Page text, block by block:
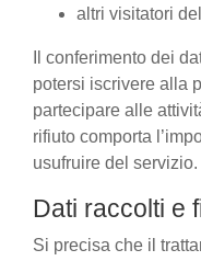
altri visitatori
Il conferimento dei
potersi iscrivere alla
partecipare alle
rifiuto comporta
usufruire del servizio.
Dati raccolti e
Si precisa che il